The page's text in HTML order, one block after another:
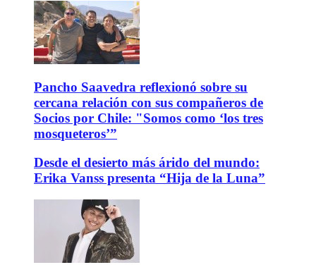
Pancho Saavedra reflexionó sobre su
cercana relación con sus compañeros de
Socios por Chile: "Somos como ‘los tres
mosqueteros’”
Desde el desierto más árido del mundo:
Erika Vanss presenta “Hija de la Luna”